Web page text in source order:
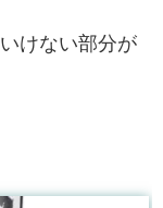
けない部分が